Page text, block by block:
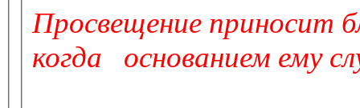
Просвещение приносит
когда основанием ему